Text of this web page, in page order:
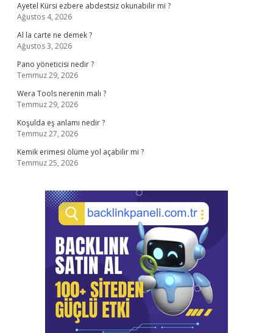
Ayetel Kürsi ezbere abdestsiz okunabilir mi ?
Ağustos 4, 2026
Al la carte ne demek ?
Ağustos 3, 2026
Pano yöneticisi nedir ?
Temmuz 29, 2026
Wera Tools nerenin malı ?
Temmuz 29, 2026
Koşulda eş anlamı nedir ?
Temmuz 27, 2026
Kemik erimesi ölüme yol açabilir mi ?
Temmuz 25, 2026